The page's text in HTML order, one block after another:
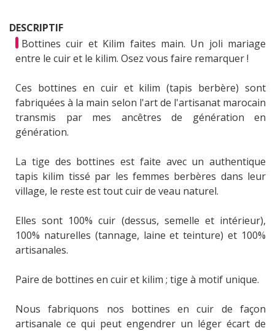
DESCRIPTIF
Bottines cuir et Kilim faites main. Un joli mariage
entre le cuir et le kilim. Osez vous faire remarquer !
Ces bottines en cuir et kilim (tapis berbère) sont
fabriquées à la main selon l'art de l'artisanat marocain
transmis par mes ancêtres de génération en
génération.
La tige des bottines est faite avec un authentique
tapis kilim tissé par les femmes berbères dans leur
village, le reste est tout cuir de veau naturel.
Elles sont 100% cuir (dessus, semelle et intérieur),
100% naturelles (tannage, laine et teinture) et 100%
artisanales.
Paire de bottines en cuir et kilim ; tige à motif unique.
Nous fabriquons nos bottines en cuir de façon
artisanale ce qui peut engendrer un léger écart de